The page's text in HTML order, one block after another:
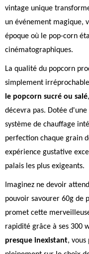
vintage unique
un événement magique,
époque où le pop-corn
cinématographiques.
La qualité du popcorn
simplement
le popcorn sucré ou salé
décevra pas. Dotée
système de chauffage
perfection chaque grain
expérience gustative
palais les plus exigeants.
Imaginez ne devoir
pouvoir savourer 60g de
promet cette
rapidité grâce à ses 300
presque inexistant,